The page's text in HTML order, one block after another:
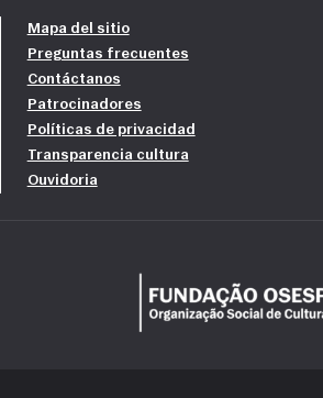
Mapa del sitio
Preguntas frecuentes
Contáctanos
Patrocinadores
Políticas de privacidad
Transparencia cultura
Ouvidoria